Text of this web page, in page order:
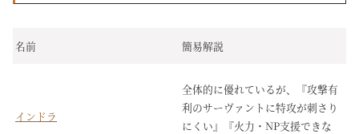
名前 簡易解説
インドラ
全体的に優れているが、『攻撃有
利のサーヴァントに特攻が刺さり
にくい』『火力・NP支援できな